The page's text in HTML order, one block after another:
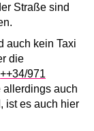
Straße sind
auch kein Taxi
die
++34/971
allerdings auch
ist es auch hier